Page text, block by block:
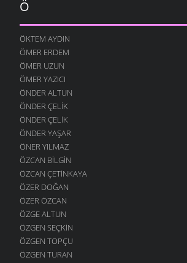
Ö
ÖKTEM AYDIN
ÖMER ERDEM
ÖMER UZUN
ÖMER YAZICI
ÖNDER ALTUN
ÖNDER ÇELIK
ÖNDER ÇELIK
ÖNDER YAŞAR
ÖNER YILMAZ
ÖZCAN BILGIN
ÖZCAN ÇETINKAYA
ÖZER DOĞAN
ÖZER ÖZCAN
ÖZGE ALTUN
ÖZGEN SEÇKIN
ÖZGEN TOPÇU
ÖZGEN TURAN